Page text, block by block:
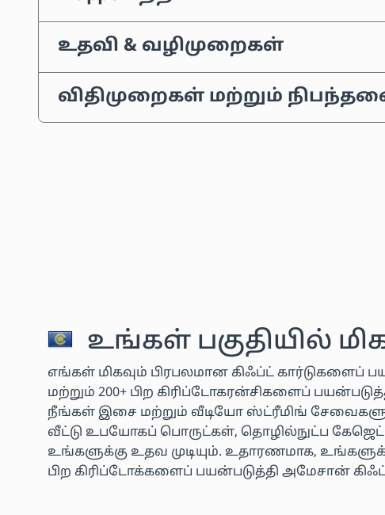
உதவி & வழிமுறைகள்
விதிமுறைகள் மற்றும்
உங்கள் பகுதியில்
எங்கள் மிகவும் பிரபலமான கிஃப்ட் கார்டுகளைப்
மற்றும் 200+ பிற கிரிப்டோகரன்சிகளைப்
நீங்கள் இசை மற்றும் வீடியோ ஸ்ட்ரீமிங்
வீட்டு உபயோகப் பொருட்கள், தொழில்நுட்ப
உங்களுக்கு உதவ முடியும். உதாரணமாக,
பிற கிரிப்டோக்களைப் பயன்படுத்தி அமேசான்